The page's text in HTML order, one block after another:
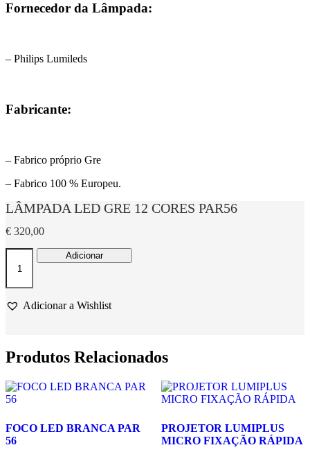
Fornecedor da Lâmpada:
– Philips Lumileds
Fabricante:
– Fabrico próprio Gre
– Fabrico 100 % Europeu.
LÂMPADA LED GRE 12 CORES PAR56
€ 320,00
Quantidade
LED
GRE
Adicionar
Adicionar a Wishlist
Produtos Relacionados
FOCO LED BRANCA PAR
56
PROJETOR LUMIPLUS
MICRO FIXAÇÃO RÁPIDA